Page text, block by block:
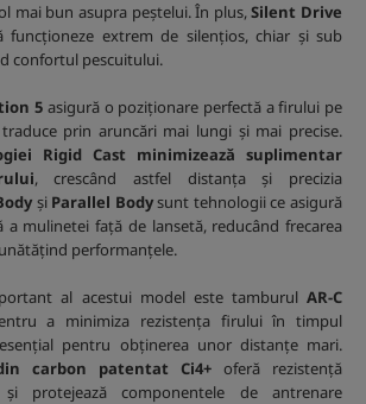
mai bun asupra peștelui. În plus,Silent Drive
funcționeze extrem de silențios, chiar și sub
confortul pescuitului.
5 asigură o poziționare perfectă a firului pe
prin aruncări mai lungi și mai precise.
Rigid Cast minimizează suplimentar
, crescând astfel distanța și precizia
și Parallel Bodysunt tehnologii ce asigură
a mulinetei față de lansetă, reducând frecarea
performanțele.
al acestui model este tamburul AR-C
a minimiza rezistența firului în timpul
pentru obținerea unor distanțe mari.
carbon patentat Ci4+ oferă rezistență
protejează componentele de antrenare